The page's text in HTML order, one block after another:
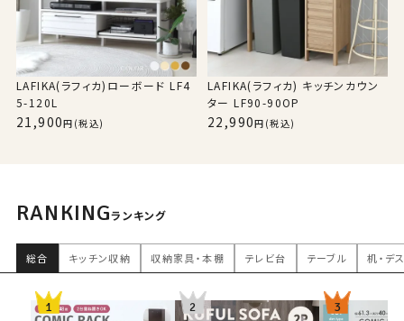
LAFIKA(ラフィカ)ローボード LF4
5-120L
21,900 (税込)
LAFIKA(ラフィカ) キッチンカウン
ター LF90-90OP
22,990 (税込)
RANKINGランキング
総合 キッチン収納 収納家具・本棚 テレビ台 テーブル 机・デ